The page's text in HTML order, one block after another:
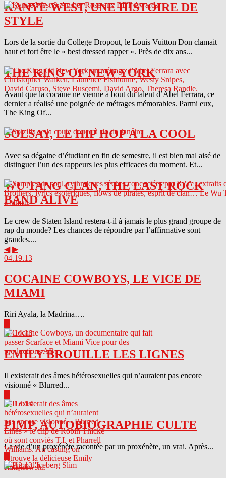
KANYE WEST, UNE HISTOIRE DE
STYLE
Lors de la sortie du College Dropout, le Louis Vuitton Don clamait
haut et fort être le « best dressed rapper ». Près de dix ans...
THE KING OF NEW YORK
Avant que la cocaïne ne vienne à bout du talent d’Abel Ferrara, ce
dernier a réalisé une poignée de métrages mémorables. Parmi eux,
The King Of...
SOLSAY, LE HIP HOP À LA COOL
Avec sa dégaine d’étudiant en fin de semestre, il est bien mal aisé de
distinguer l’un des rappeurs les plus efficaces du moment. Et...
WU TANG CLAN, THE LAST ROCK
BAND ALIVE
Le crew de Staten Island restera-t-il à jamais le plus grand groupe de
rap du monde? Les chances de répondre par l’affirmative sont
grandes....
◀ ▶
04.19.13
COCAINE COWBOYS, LE VICE DE
MIAMI
Riri Ayala, la Madrina….
04.14.13
EMILY BROUILLE LES LIGNES
Il existerait des âmes hétérosexuelles qui n’auraient pas encore
visionné « Blurred...
04.13.13
PIMP, AUTOBIOGRAPHIE CULTE
La vie d’un proxénète racontée par un proxénète, un vrai. Après...
04.12.13